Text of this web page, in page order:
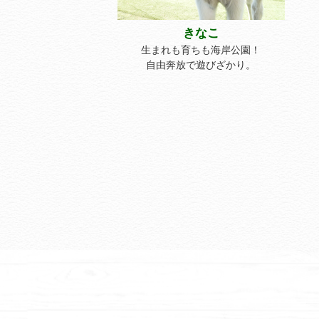
きなこ
生まれも育ちも海岸公園！
自由奔放で遊びざかり。